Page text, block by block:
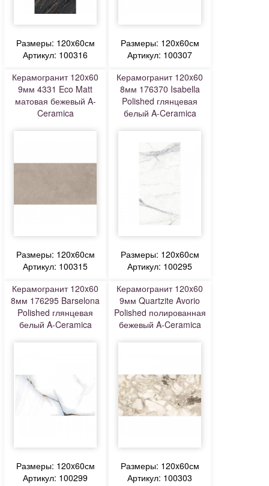
Размеры: 120x60см
Артикул: 100316
Размеры: 120x60см
Артикул: 100307
Керамогранит 120x60
9мм 4331 Eco Matt
матовая бежевый A-
Ceramica
Размеры: 120x60см
Артикул: 100315
Керамогранит 120x60
8мм 176370 Isabella
Polished глянцевая
белый A-Ceramica
Размеры: 120x60см
Артикул: 100295
Керамогранит 120x60
8мм 176295 Barselona
Polished глянцевая
белый A-Ceramica
Размеры: 120x60см
Артикул: 100299
Керамогранит 120x60
9мм Quartzite Avorio
Polished полированная
бежевый A-Ceramica
Размеры: 120x60см
Артикул: 100303